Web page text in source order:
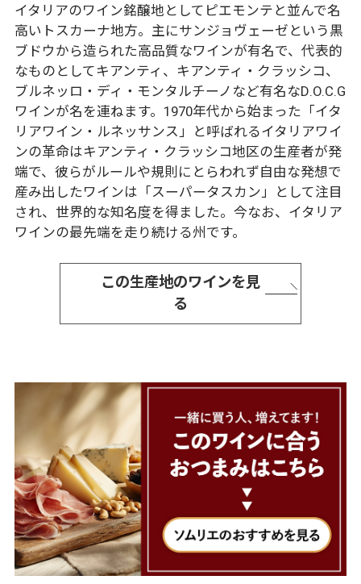
イタリアのワイン銘醸地としてピエモンテと並んで名
高いトスカーナ地方。主にサンジョヴェーゼという黒
ブドウから造られた高品質なワインが有名で、代表的
なものとしてキアンティ、キアンティ・クラッシコ、
ブルネッロ・ディ・モンタルチーノなど有名なD.O.C.G
ワインが名を連ねます。1970年代から始まった「イタ
リアワイン・ルネッサンス」と呼ばれるイタリアワイ
ンの革命はキアンティ・クラッシコ地区の生産者が発
端で、彼らがルールや規則にとらわれず自由な発想で
産み出したワインは「スーパータスカン」として注目
され、世界的な知名度を得ました。今なお、イタリア
ワインの最先端を走り続ける州です。
この生産地のワインを見
る